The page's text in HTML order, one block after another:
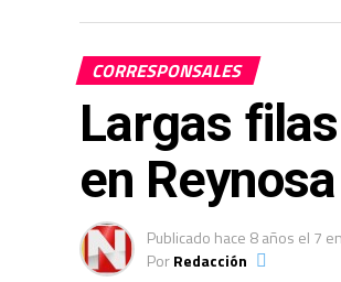
el rescate de dos
foto: archivo.
CORRESPONSALES
Largas
en Reynosa
Publicado hace 8 años el 7
PorRedacción